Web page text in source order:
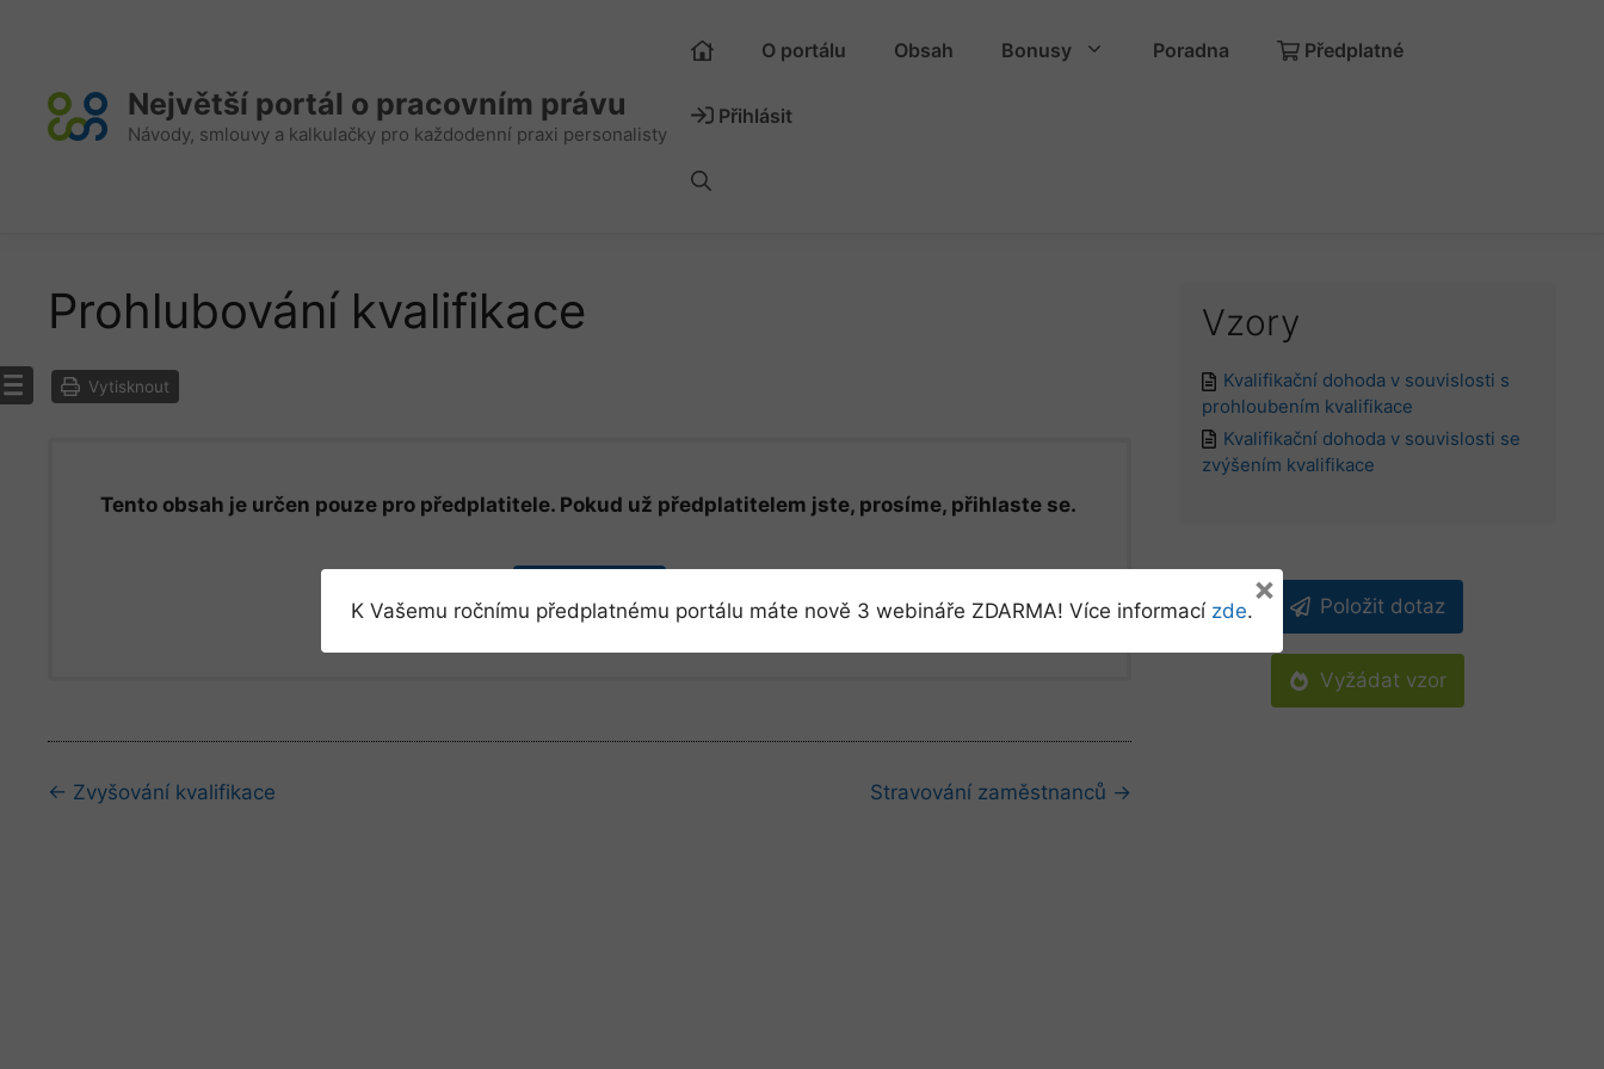
Největší portál o pracovním právu
Návody, smlouvy a kalkulačky pro každodenní praxi personalisty
O portálu Obsah Bonusy Poradna Předplatné
Přihlásit
Prohlubování kvalifikace
Vytisknout
Tento obsah je určen pouze pro předplatitele. Pokud už předplatitelem jste, prosíme, přihlaste se.
Navigace
← Zvyšování kvalifikace Stravování zaměstnanců →
Vzory
Kvalifikační dohoda v souvislosti s
prohloubením kvalifikace
Kvalifikační dohoda v souvislosti se
zvýšením kvalifikace
Položit dotaz
Vyžádat vzor
K Vašemu ročnímu předplatnému portálu máte nově 3 webináře ZDARMA! Více informací zde.
×